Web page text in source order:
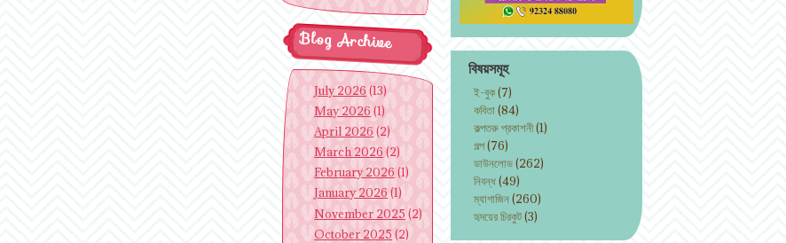
বিষয়সমূহ
ই-বুক(7)
কবিতা(84)
কল্পতরু প্রকাশনী(1)
গল্প(76)
ডাউনলোড(262)
নিবন্ধ(49)
ম্যাগাজিন(260)
হৃদয়ের চিরকুট(3)
Blog Archive
July 2026 (13)
May 2026 (1)
April 2026 (2)
March 2026 (2)
February 2026 (1)
January 2026 (1)
November 2025 (2)
October 2025 (2)